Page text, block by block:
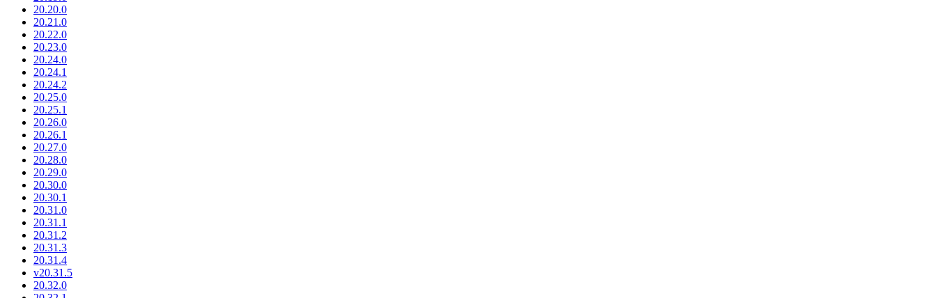
20.20.0
20.21.0
20.22.0
20.23.0
20.24.0
20.24.1
20.24.2
20.25.0
20.25.1
20.26.0
20.26.1
20.27.0
20.28.0
20.29.0
20.30.0
20.30.1
20.31.0
20.31.1
20.31.2
20.31.3
20.31.4
v20.31.5
20.32.0